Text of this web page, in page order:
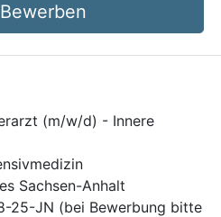
(m/w/d) - Innere
Sachsen-Anhalt
25-JN (bei Bewerbung bitte